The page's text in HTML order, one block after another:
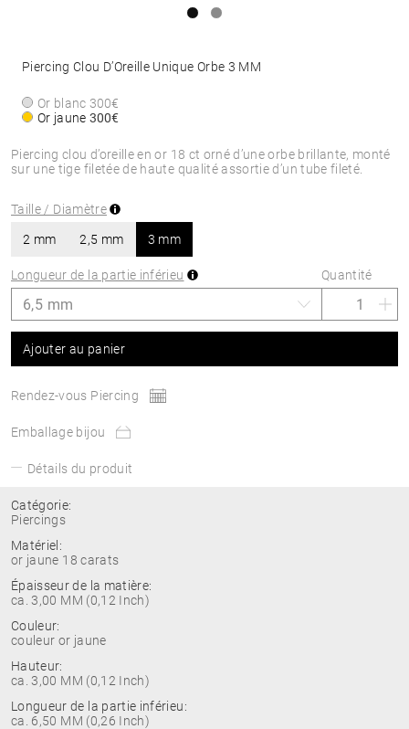
Piercing clou d’oreille en or 18 ct orné d’une orbe brillante, monté
sur une tige filetée de haute qualité assortie d’un tube fileté.
Piercing Clou D’Oreille Unique Orbe 3 MM
Or blanc300€
Or jaune300€
Taille / Diamètre
2 mm 2,5 mm 3 mm
Longueur de la partie inférieu Quantité
Ajouter au panier
Rendez-vous Piercing
Emballage bijou
Détails du produit
Catégorie:
Piercings
Matériel:
or jaune 18 carats
Épaisseur de la matière:
ca. 3,00 MM (0,12 Inch)
Couleur:
couleur or jaune
Hauteur:
ca. 3,00 MM (0,12 Inch)
Longueur de la partie inférieu:
ca. 6,50 MM (0,26 Inch)